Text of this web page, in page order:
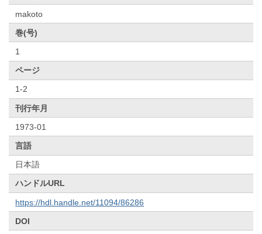
makoto
巻(号)
1
ページ
1-2
刊行年月
1973-01
言語
日本語
ハンドルURL
https://hdl.handle.net/11094/86286
DOI